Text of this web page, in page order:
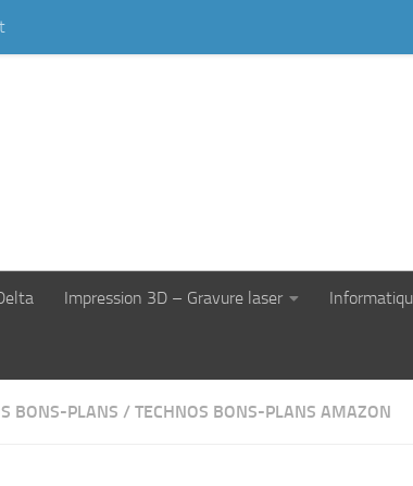
Impression 3D – Gravure laser
BONS-PLANS / TECHNOS BONS-PLANS AMAZON